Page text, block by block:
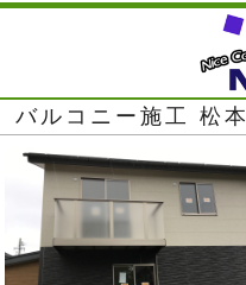
バルコニー施工 松本